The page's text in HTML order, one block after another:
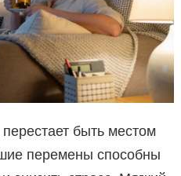
быть местом
перемены способны